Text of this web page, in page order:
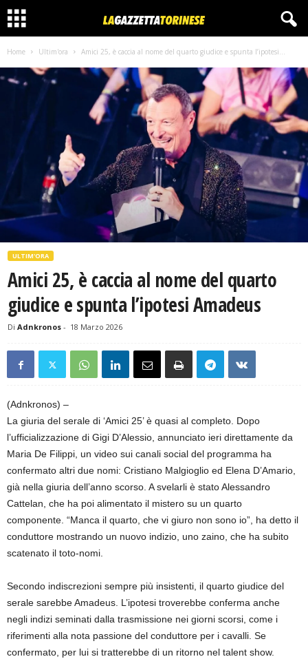
Home Ultim'ora Amici 25, è caccia al nome del quarto giudice e spunta l’ipotesi...
ULTIM'ORA
Amici 25, è caccia al nome del quarto
giudice e spunta l’ipotesi Amadeus
Di Adnkronos - 18 Marzo 2026
(Adnkronos) –
La giuria del serale di ‘Amici 25’ è quasi al completo. Dopo
l’ufficializzazione di Gigi D’Alessio, annunciato ieri direttamente da
Maria De Filippi, un video sui canali social del programma ha
confermato altri due nomi: Cristiano Malgioglio ed Elena D’Amario,
già nella giuria dell’anno scorso. A svelarli è stato Alessandro
Cattelan, che ha poi alimentato il mistero su un quarto
componente. “Manca il quarto, che vi giuro non sono io”, ha detto il
conduttore mostrando un nuovo indizio, uno zaino, che ha subito
scatenato il toto-nomi.
Secondo indiscrezioni sempre più insistenti, il quarto giudice del
serale sarebbe Amadeus. L’ipotesi troverebbe conferma anche
negli indizi seminati dalla trasmissione nei giorni scorsi, come i
riferimenti alla nota passione del conduttore per i cavalli. Se
confermato, per lui si tratterebbe di un ritorno nel talent show.